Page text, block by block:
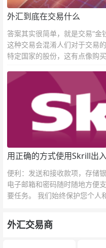
外汇到底在交易什么
答案其实很简单，就是交易“金
这种交易会混淆人们对于交易
特定国家的股份，这有点像购
用正确的方式使用Skrill出
便利：发送和接收款项，存储
电子邮箱和密码随时随地方便
要任务。 我们始终保护您个人
外汇交易商